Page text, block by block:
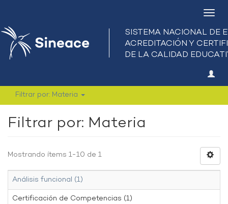
Filtrar por: Materia
Filtrar por: Materia
Mostrando ítems 1-10 de 1
Análisis funcional (1)
Certificación de Competencias (1)